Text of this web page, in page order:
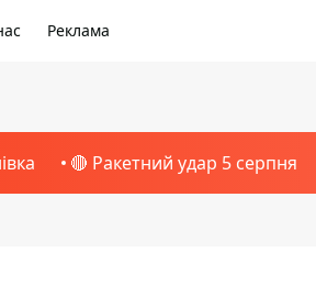
Реклама
🔴 Ракетний удар 5 серпня